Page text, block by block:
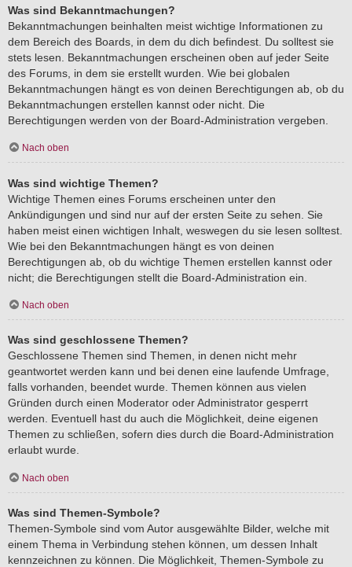
Was sind Bekanntmachungen?
Bekanntmachungen beinhalten meist wichtige Informationen zu
dem Bereich des Boards, in dem du dich befindest. Du solltest sie
stets lesen. Bekanntmachungen erscheinen oben auf jeder Seite
des Forums, in dem sie erstellt wurden. Wie bei globalen
Bekanntmachungen hängt es von deinen Berechtigungen ab, ob du
Bekanntmachungen erstellen kannst oder nicht. Die
Berechtigungen werden von der Board-Administration vergeben.
Nach oben
Was sind wichtige Themen?
Wichtige Themen eines Forums erscheinen unter den
Ankündigungen und sind nur auf der ersten Seite zu sehen. Sie
haben meist einen wichtigen Inhalt, weswegen du sie lesen solltest.
Wie bei den Bekanntmachungen hängt es von deinen
Berechtigungen ab, ob du wichtige Themen erstellen kannst oder
nicht; die Berechtigungen stellt die Board-Administration ein.
Nach oben
Was sind geschlossene Themen?
Geschlossene Themen sind Themen, in denen nicht mehr
geantwortet werden kann und bei denen eine laufende Umfrage,
falls vorhanden, beendet wurde. Themen können aus vielen
Gründen durch einen Moderator oder Administrator gesperrt
werden. Eventuell hast du auch die Möglichkeit, deine eigenen
Themen zu schließen, sofern dies durch die Board-Administration
erlaubt wurde.
Nach oben
Was sind Themen-Symbole?
Themen-Symbole sind vom Autor ausgewählte Bilder, welche mit
einem Thema in Verbindung stehen können, um dessen Inhalt
kennzeichnen zu können. Die Möglichkeit, Themen-Symbole zu